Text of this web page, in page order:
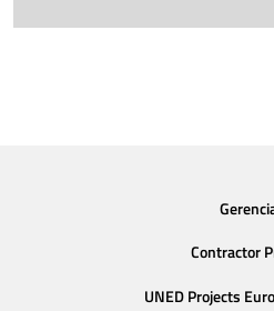
Contractor
UNED Projects